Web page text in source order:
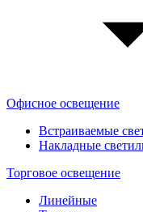
Офисное освещение
Встраиваемые
Накладные
Торговое освещение
Линейные